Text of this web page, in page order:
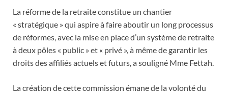
La réforme de la retraite constitue un chantier
« stratégique » qui aspire à faire aboutir un long processus
de réformes, avec la mise en place d’un système de retraite
à deux pôles « public » et « privé », à même de garantir les
droits des affiliés actuels et futurs, a souligné Mme Fettah.
La création de cette commission émane de la volonté du